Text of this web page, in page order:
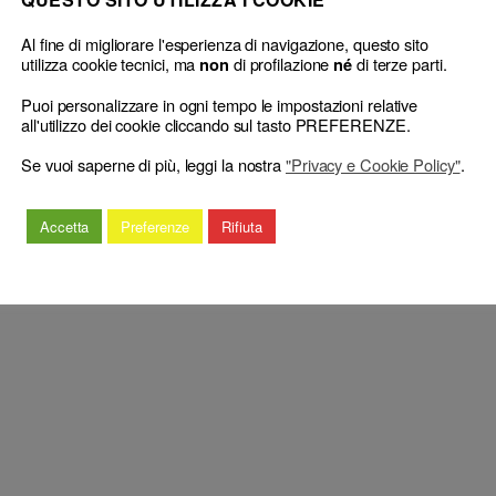
professionale e le false informazioni al cliente
Corona Patrizia, rel. Caia Francesco), sentenza n. 99 del 13 Giugno
(respinge) (sospensione)
Al fine di migliorare l'esperienza di navigazione, questo sito
utilizza cookie tecnici, ma non di profilazione nédi terze parti.
Puoi personalizzare in ogni tempo le impostazioni relative
all'utilizzo dei cookie cliccando sul tasto PREFERENZE.
Se vuoi saperne di più, leggi la nostra"Privacy e Cookie Policy".
Accetta Preferenze Rifiuta